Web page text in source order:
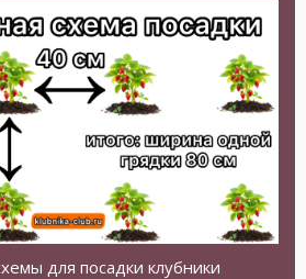
для посадки клубники